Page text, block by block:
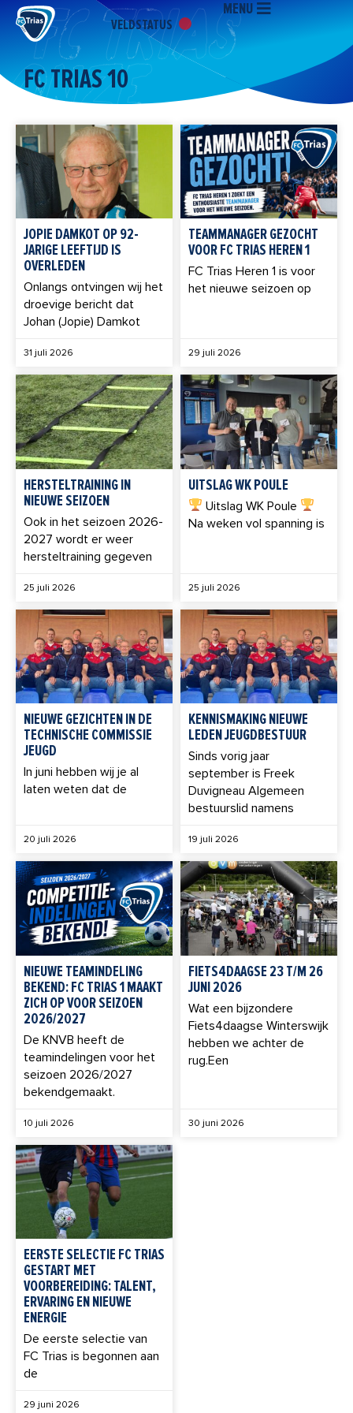
naar
inhoud
VELDSTATUS
MENU
FC TRIAS 10
JOPIE DAMKOT OP 92-
JARIGE LEEFTIJD IS
OVERLEDEN
Onlangs ontvingen wij het
droevige bericht dat
Johan (Jopie) Damkot
31 juli 2026
TEAMMANAGER GEZOCHT
VOOR FC TRIAS HEREN 1
FC Trias Heren 1 is voor
het nieuwe seizoen op
29 juli 2026
HERSTELTRAINING IN
NIEUWE SEIZOEN
Ook in het seizoen 2026-
2027 wordt er weer
hersteltraining gegeven
25 juli 2026
UITSLAG WK POULE
Uitslag WK Poule
Na weken vol spanning is
25 juli 2026
NIEUWE GEZICHTEN IN DE
TECHNISCHE COMMISSIE
JEUGD
In juni hebben wij je al
laten weten dat de
20 juli 2026
KENNISMAKING NIEUWE
LEDEN JEUGDBESTUUR
Sinds vorig jaar
september is Freek
Duvigneau Algemeen
bestuurslid namens
19 juli 2026
NIEUWE TEAMINDELING
BEKEND: FC TRIAS 1 MAAKT
ZICH OP VOOR SEIZOEN
2026/2027
De KNVB heeft de
teamindelingen voor het
seizoen 2026/2027
bekendgemaakt.
10 juli 2026
FIETS4DAAGSE 23 T/M 26
JUNI 2026
Wat een bijzondere
Fiets4daagse Winterswijk
hebben we achter de
rug.Een
30 juni 2026
EERSTE SELECTIE FC TRIAS
GESTART MET
VOORBEREIDING: TALENT,
ERVARING EN NIEUWE
ENERGIE
De eerste selectie van
FC Trias is begonnen aan
de
29 juni 2026
PaginaPagina
PaginaPagina